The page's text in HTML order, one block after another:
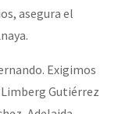
asegura el
Exigimos
Gutiérrez